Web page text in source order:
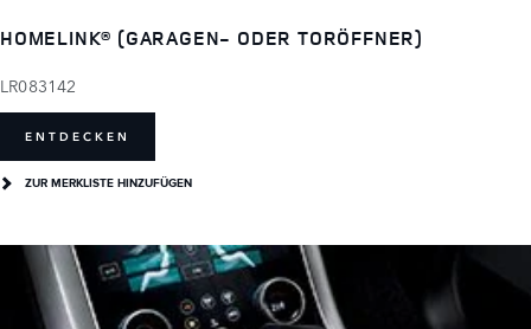
HOMELINK® (GARAGEN- ODER TORÖFFNER)
LR083142
ENTDECKEN
ZUR MERKLISTE HINZUFÜGEN